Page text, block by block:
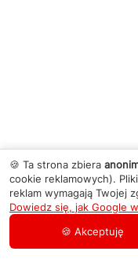
🍪 Ta strona zbiera
cookie reklamowych).
reklam wymagają Twojej
Dowiedz się, jak Google
🍪 Akceptuję